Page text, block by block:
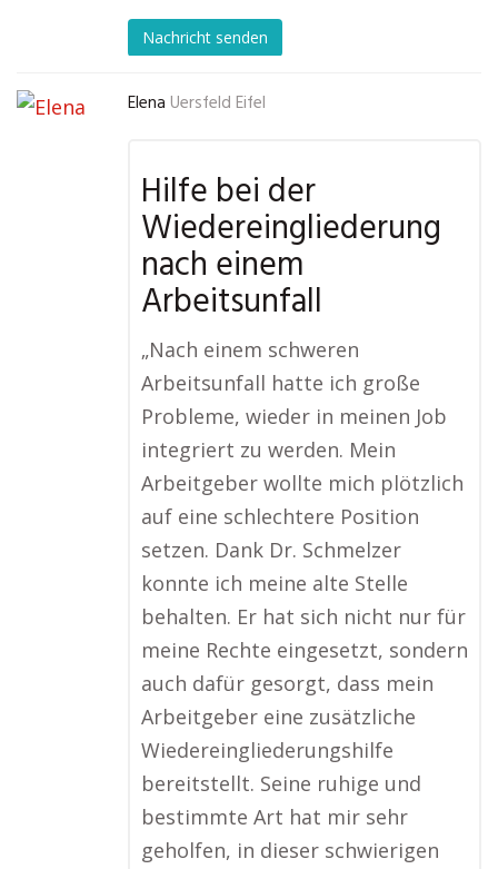
Nachricht senden
Elena Uersfeld Eifel
Hilfe bei der
Wiedereingliederung
nach einem
Arbeitsunfall
„Nach einem schweren
Arbeitsunfall hatte ich große
Probleme, wieder in meinen Job
integriert zu werden. Mein
Arbeitgeber wollte mich plötzlich
auf eine schlechtere Position
setzen. Dank Dr. Schmelzer
konnte ich meine alte Stelle
behalten. Er hat sich nicht nur für
meine Rechte eingesetzt, sondern
auch dafür gesorgt, dass mein
Arbeitgeber eine zusätzliche
Wiedereingliederungshilfe
bereitstellt. Seine ruhige und
bestimmte Art hat mir sehr
geholfen, in dieser schwierigen